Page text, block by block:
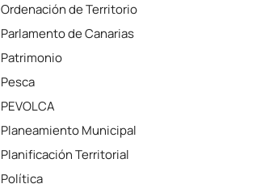
Ordenación de Territorio
Parlamento de Canarias
Patrimonio
Pesca
PEVOLCA
Planeamiento Municipal
Planificación Territorial
Política